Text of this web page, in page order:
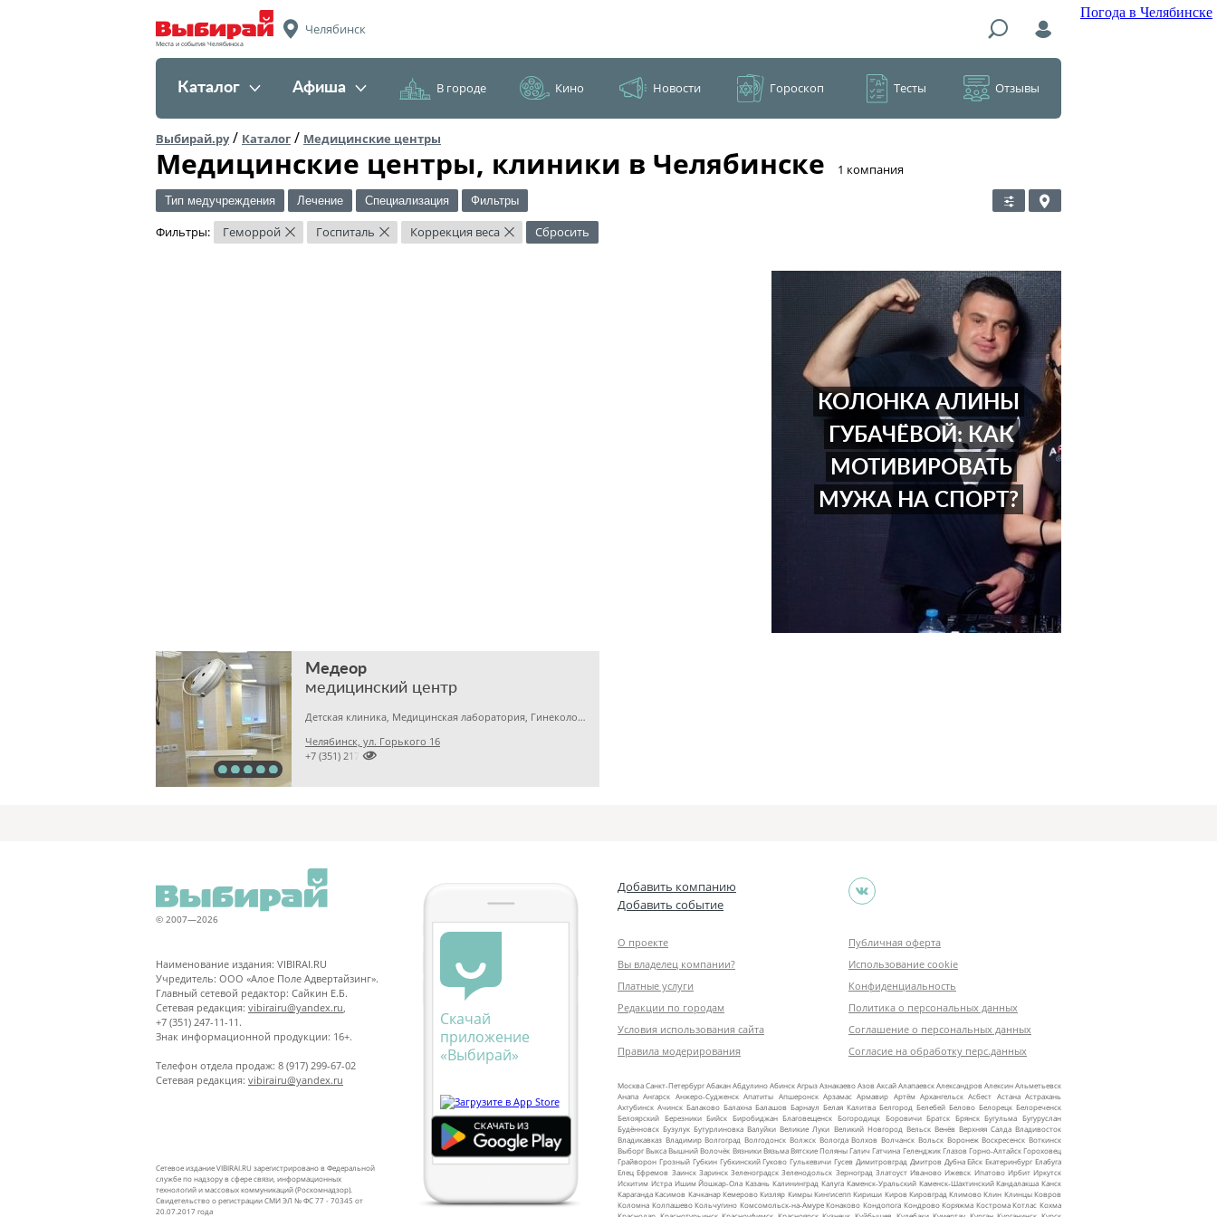
Погода в Челябинске
Места и события Челябинска
Челябинск
Каталог Афиша В городе Кино Новости Гороскоп Тесты Отзывы
Выбирай.ру/ Каталог / Медицинские центры
Медицинские центры, клиники в Челябинске ​1 компания
Тип медучреждения Лечение Специализация Фильтры
Фильтры: Геморрой × Госпиталь × Коррекция веса × Сбросить
КОЛОНКА АЛИНЫ
ГУБАЧЁВОЙ: КАК
МОТИВИРОВАТЬ
МУЖА НА СПОРТ?
Медеор
медицинский центр
Детская клиника, Медицинская лаборатория, Гинекология
Челябинск, ул. Горького 16

+7 (351) 2172376
© 2007—2026
Наименование издания: VIBIRAI.RU
Учредитель: ООО «Алое Поле Адвертайзинг».
Главный сетевой редактор: Сайкин Е.Б.
Сетевая редакция: vibirairu@yandex.ru
+7 (351) 247-11-11.
Знак информационной продукции: 16+.
Телефон отдела продаж: 8 (917) 299-67-02
Сетевая редакция: vibirairu@yandex.ru
Сетевое издание VIBIRAI.RU зарегистрировано в Федеральной
службе по надзору в сфере связи, информационных
технологий и массовых коммуникаций (Роскомнадзор).
Свидетельство о регистрации СМИ ЭЛ № ФС 77 - 70345 от
20.07.2017 года
Скачай
приложение
«Выбирай»
Добавить компанию
Добавить событие
О проекте
Вы владелец компании?
Платные услуги
Редакции по городам
Условия использования сайта
Правила модерирования
Публичная оферта
Использование cookie
Конфиденциальность
Политика о персональных данных
Соглашение о персональных данных
Согласие на обработку перс.данных
МоскваСанкт‑ПетербургАбаканАбдулиноАбинскАгрызАзнакаевоАзовАксайАлапаевскАлександровАлексинАльметьевск
Анапа Ангарск Анжеро‑Судженск Апатиты Апшеронск Арзамас Армавир Артём Архангельск Асбест Астана Астрахань
Ахтубинск Ачинск Балаково Балахна Балашов Барнаул Белая Калитва Белгород Белебей Белово Белорецк Белореченск
Белоярский Березники Бийск Биробиджан Благовещенск Богородицк Боровичи Братск Брянск Бугульма Бугуруслан
Будённовск Бузулук Бутурлиновка Валуйки Великие Луки Великий Новгород Вельск Венёв Верхняя Салда Владивосток
Владикавказ Владимир Волгоград Волгодонск Волжск Вологда Волхов Волчанск Вольск Воронеж Воскресенск Воткинск
ВыборгВыкса Вышний Волочёк Вязники Вязьма Вятские Поляны Галич Гатчина Геленджик Глазов Горно‑АлтайскГороховец
Грайворон Грозный Губкин Губкинский Гуково Гулькевичи Гусев Димитровград Дмитров Дубна Ейск Екатеринбург Елабуга
Елец Ефремов Заинск Заринск Зеленоградск Зеленодольск Зерноград Златоуст Иваново Ижевск Ипатово Ирбит Иркутск
Искитим Истра Ишим Йошкар‑Ола Казань Калининград Калуга Каменск‑Уральский Каменск‑Шахтинский Кандалакша Канск
Караганда Касимов Качканар Кемерово Кизляр Кимры Кингисепп Кириши Киров Кировград Климово Клин Клинцы Ковров
Коломна Колпашево Кольчугино Комсомольск‑на‑Амуре Конаково Кондопога Кондрово Коряжма Кострома Котлас Кохма